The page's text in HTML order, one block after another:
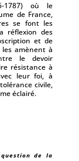
1787) où le
de France,
se font les
réflexion des
et de
amènent à
le devoir
résistance à
leur foi, à
civile,
éclairé.
de la